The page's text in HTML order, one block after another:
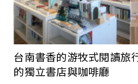
重新定義
「NAGOMI
女將文化，讓
台南書香的游牧式閱讀旅
的獨立書店與咖啡廳